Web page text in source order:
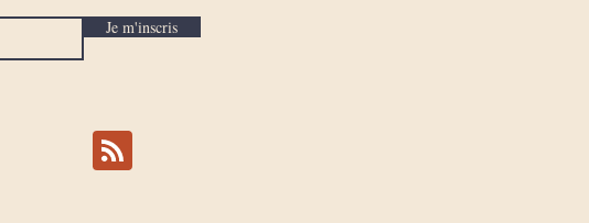
Je m'inscris